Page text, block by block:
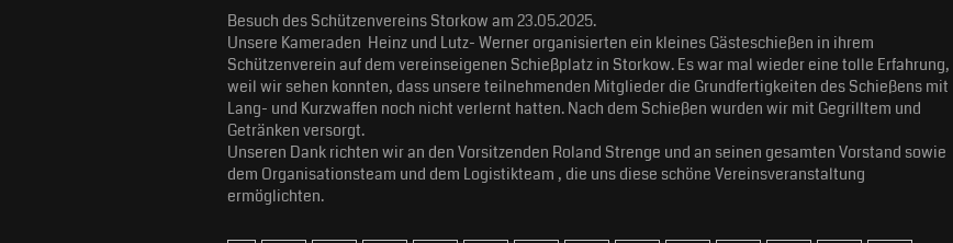
Besuch des Schützenvereins Storkow am 23.05.2025.
Unsere Kameraden Heinz und Lutz- Werner organisierten ein kleines Gästeschießen in ihrem
Schützenverein auf dem vereinseigenen Schießplatz in Storkow. Es war mal wieder eine tolle Erfahrung,
weil wir sehen konnten, dass unsere teilnehmenden Mitglieder die Grundfertigkeiten des Schießens mit
Lang- und Kurzwaffen noch nicht verlernt hatten. Nach dem Schießen wurden wir mit Gegrilltem und
Getränken versorgt.
Unseren Dank richten wir an den Vorsitzenden Roland Strenge und an seinen gesamten Vorstand sowie
dem Organisationsteam und dem Logistikteam , die uns diese schöne Vereinsveranstaltung
ermöglichten.